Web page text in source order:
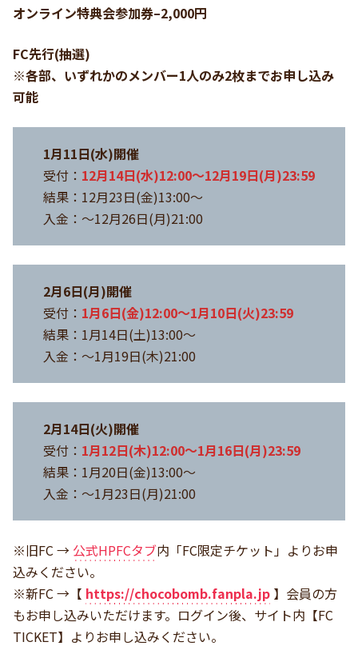
オンライン特典会参加券–2,000円
FC先行(抽選)
※各部、いずれかのメンバー1人のみ2枚までお申し込み
可能
1月11日(水)開催
受付： 12月14日(水)12:00～12月19日(月)23:59
結果：12月23日(金)13:00～
入金：～12月26日(月)21:00
2月6日(月)開催
受付： 1月6日(金)12:00～1月10日(火)23:59
結果：1月14日(土)13:00～
入金：～1月19日(木)21:00
2月14日(火)開催
受付： 1月12日(木)12:00～1月16日(月)23:59
結果：1月20日(金)13:00～
入金：～1月23日(月)21:00
※旧FC → 公式HPFCタブ内「FC限定チケット」よりお申
込みください。
※新FC →【 https://chocobomb.fanpla.jp 】会員の方
もお申し込みいただけます。ログイン後、サイト内【FC
TICKET】よりお申し込みください。